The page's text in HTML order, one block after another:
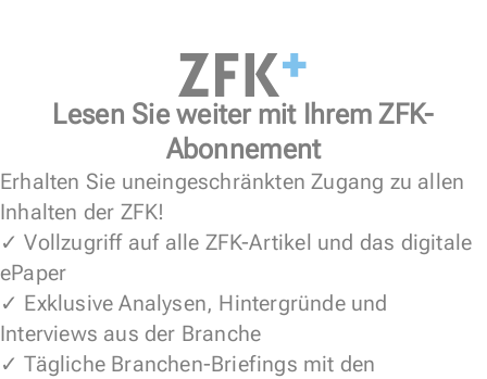
Lesen Sie weiter mit Ihrem ZFK-
Abonnement
Erhalten Sie uneingeschränkten Zugang zu allen
Inhalten der ZFK!
✓ Vollzugriff auf alle ZFK-Artikel und das digitale
ePaper
✓ Exklusive Analysen, Hintergründe und
Interviews aus der Branche
✓ Tägliche Branchen-Briefings mit den